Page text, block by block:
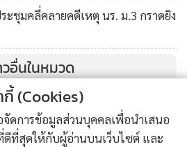
ะชุมคลี่คลายคดีเหตุ นร. ม.3 กราดยิง
วอื่นในหมวด
กี้ (Cookies)
จัดการข้อมูลส่วนบุคคลเพื่อนำเสนอ
ที่สุดให้กับผู้อ่านบนเว็บไซต์ และ